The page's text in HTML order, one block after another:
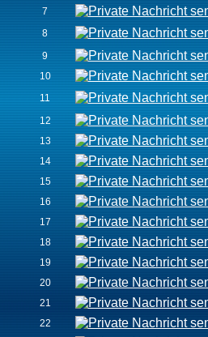
7
8
9
10
11
12
13
14
15
16
17
18
19
20
21
22